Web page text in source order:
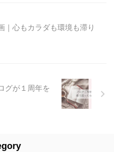
｜心もカラダも環境も滞り
グが１周年を